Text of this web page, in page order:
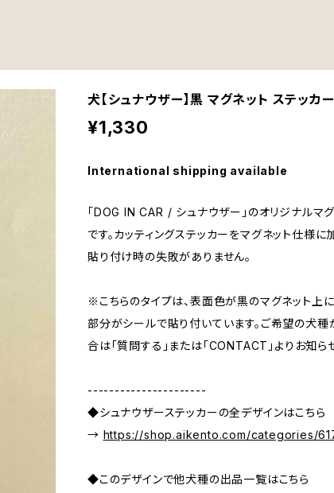
犬【シュナウザー】黒 マグネット ステッカ
¥1,330
International shipping available
「DOG IN CAR / シュナウザー」のオリジナルマ
です。カッティングステッカーをマグネット仕様に
貼り付け時の失敗がありません。
※こちらのタイプは、表面色が黒のマグネット上
部分がシールで貼り付いています。ご希望の犬
合は「質問する」または「CONTACT」よりお知ら
----------------------
◆シュナウザーステッカーの全デザインはこちら
→ https://shop.aikento.com/categories/
◆このデザインで他犬種の出品一覧はこちら